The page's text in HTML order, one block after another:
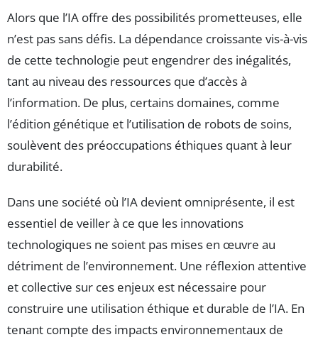
Alors que l’IA offre des possibilités prometteuses, elle
n’est pas sans défis. La dépendance croissante vis-à-vis
de cette technologie peut engendrer des inégalités,
tant au niveau des ressources que d’accès à
l’information. De plus, certains domaines, comme
l’édition génétique et l’utilisation de robots de soins,
soulèvent des préoccupations éthiques quant à leur
durabilité.
Dans une société où l’IA devient omniprésente, il est
essentiel de veiller à ce que les innovations
technologiques ne soient pas mises en œuvre au
détriment de l’environnement. Une réflexion attentive
et collective sur ces enjeux est nécessaire pour
construire une utilisation éthique et durable de l’IA. En
tenant compte des impacts environnementaux de